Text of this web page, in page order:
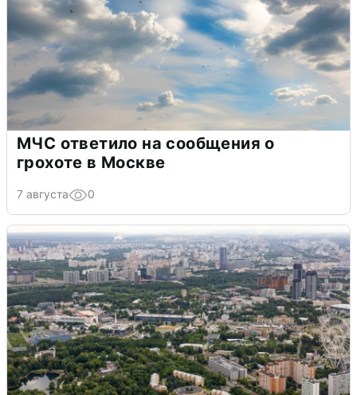
МЧС ответило на сообщения о
грохоте в Москве
7 августа 0